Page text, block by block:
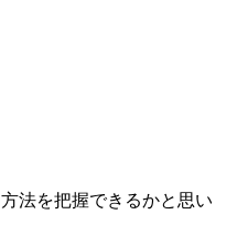
法を把握できるかと思い